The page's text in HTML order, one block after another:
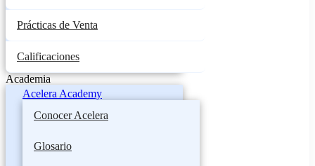
Prácticas de Venta
Calificaciones
Academia
Acelera Academy
Conocer Acelera
Glosario